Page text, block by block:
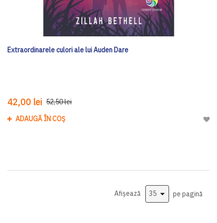
Extraordinarele culori ale lui Auden Dare
42,00 lei 52,50 lei
ADAUGĂ ÎN COȘ
Afișează pe pagină